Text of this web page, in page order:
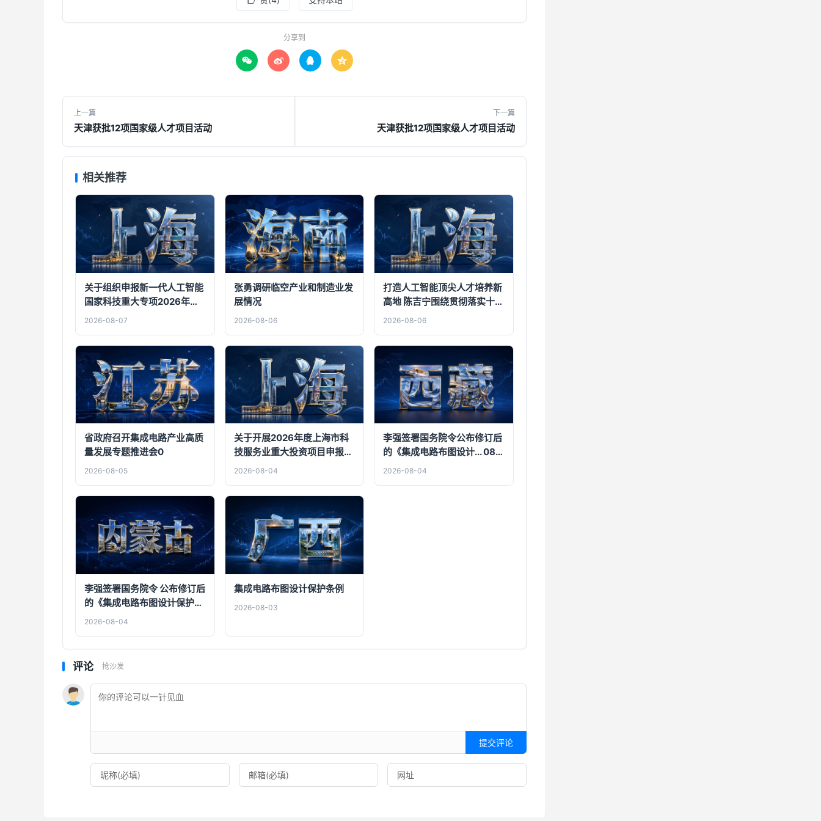
分享到
   
上一篇
天津获批12项国家级人才项目活动
下一篇
天津获批12项国家级人才项目活动
相关推荐
关于组织申报新一代人工智能
国家科技重大专项2026年度
“以赛代评”公开项目的通知
2026-08-07
张勇调研临空产业和制造业发
展情况
2026-08-06
打造人工智能顶尖人才培养新
高地 陈吉宁围绕贯彻落实十二
届市委九次全会精神走访调研
2026-08-06
省政府召开集成电路产业高质
量发展专题推进会0
2026-08-05
关于开展2026年度上海市科
技服务业重大投资项目申报工
作的通知
2026-08-04
李强签署国务院令公布修订后
的《集成电路布图设计... 08-
04
2026-08-04
李强签署国务院令 公布修订后
的《集成电路布图设计保护条
例》
2026-08-04
集成电路布图设计保护条例
2026-08-03
评论 抢沙发
提交评论